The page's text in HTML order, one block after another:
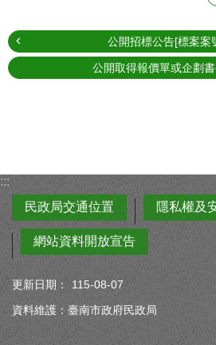
公開招標公告[標案案
公開取得報價單或企劃
:::
民政局交通位置
隱私權及
網站資料開放宣告
更新日期：
115-08-07
資料維護：臺南市政府民政局